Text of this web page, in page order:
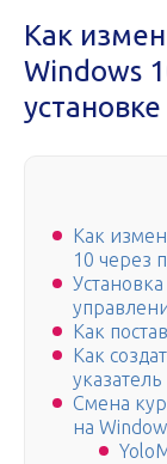
Как
Windows
установке
Как
10 через
Как
Как
указатель
Смена
на